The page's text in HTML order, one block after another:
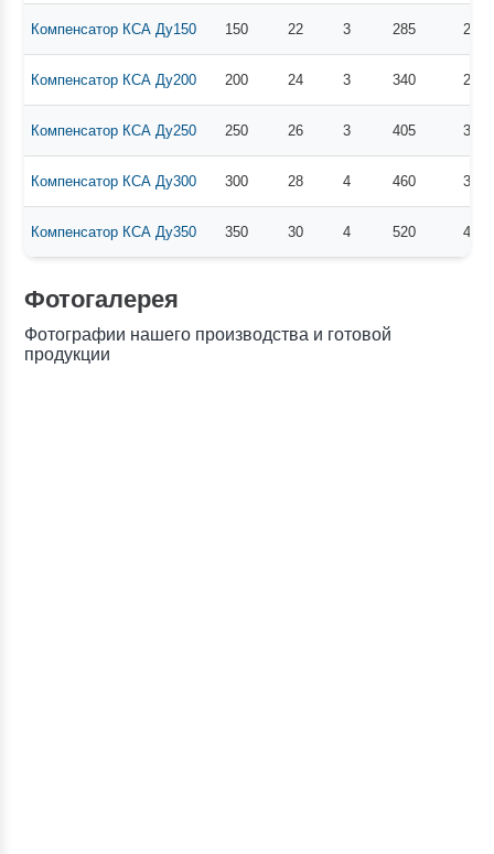
Компенсатор КСА Ду150 150 22 3 285 212
Компенсатор КСА Ду200 200 24 3 340 268
Компенсатор КСА Ду250 250 26 3 405 320
Компенсатор КСА Ду300 300 28 4 460 378
Компенсатор КСА Ду350 350 30 4 520 438
Фотогалерея
Фотографии нашего производства и готовой
продукции